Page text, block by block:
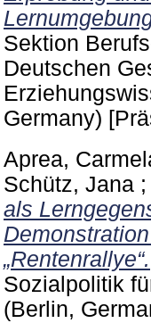
Sektion
Deutschen
Germany)
Aprea,
Schütz, Jana ;
als
„Rentenrallye“.
Sozialpolitik
(Berlin,